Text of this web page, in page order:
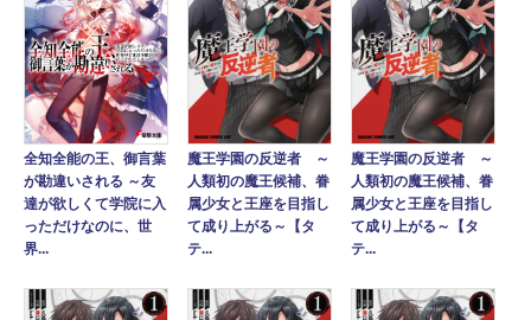
全知全能の王、御言葉
が勘違いされる ～友
達が欲しくて学院に入
っただけなのに、世
界...
魔王学園の反逆者 ～
人類初の魔王候補、眷
属少女と王座を目指し
て成り上がる～【タ
テ...
魔王学園の反逆者 ～
人類初の魔王候補、眷
属少女と王座を目指し
て成り上がる～【タ
テ...